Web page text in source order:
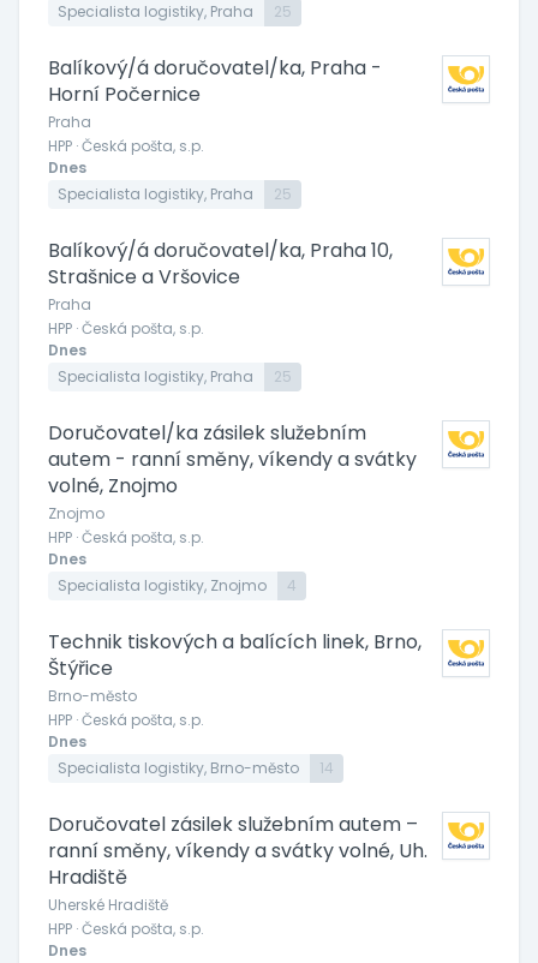
Specialista logistiky, Praha
25
Balíkový/á doručovatel/ka, Praha -
Horní Počernice
Praha
HPP · Česká pošta, s.p.
Dnes
Specialista logistiky, Praha
25
Balíkový/á doručovatel/ka, Praha 10,
Strašnice a Vršovice
Praha
HPP · Česká pošta, s.p.
Dnes
Specialista logistiky, Praha
25
Doručovatel/ka zásilek služebním
autem - ranní směny, víkendy a svátky
volné, Znojmo
Znojmo
HPP · Česká pošta, s.p.
Dnes
Specialista logistiky, Znojmo
4
Technik tiskových a balících linek, Brno,
Štýřice
Brno-město
HPP · Česká pošta, s.p.
Dnes
Specialista logistiky, Brno-město
14
Doručovatel zásilek služebním autem –
ranní směny, víkendy a svátky volné, Uh.
Hradiště
Uherské Hradiště
HPP · Česká pošta, s.p.
Dnes